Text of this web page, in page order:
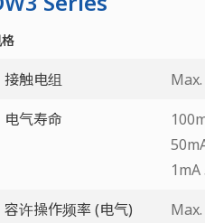
接触电组
电气寿命
容许操作频率 (电气)